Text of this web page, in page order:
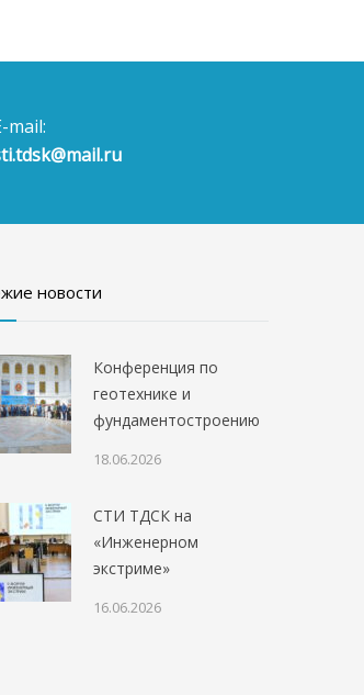
mail:
новости
Конференция по
геотехнике и
фундаментостроению
18.06.2026
СТИ ТДСК на
«Инженерном
экстриме»
16.06.2026